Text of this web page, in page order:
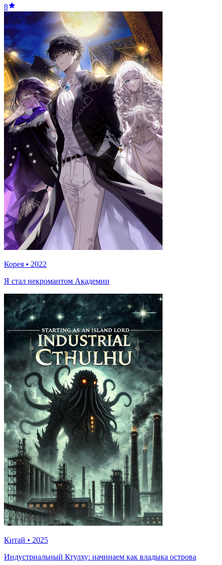
8
Корея • 2022
Я стал некромантом Академии
Китай • 2025
Индустриальный Ктулху: начинаем как владыка острова